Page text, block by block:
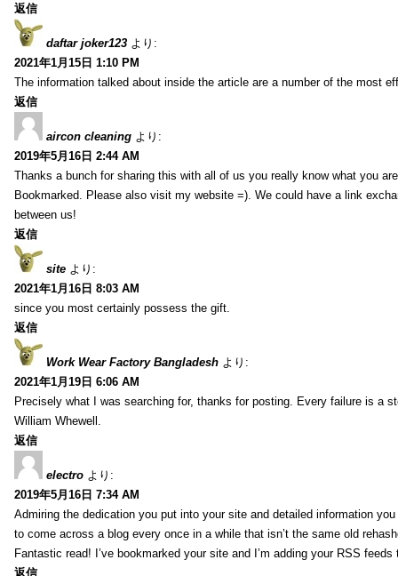
返信
daftar joker123 より:
2021年1月15日 1:10 PM
The information talked about inside the article are a number of the most
返信
aircon cleaning より:
2019年5月16日 2:44 AM
Thanks a bunch for sharing this with all of us you really know what you
Bookmarked. Please also visit my website =). We could have a link
between us!
返信
site より:
2021年1月16日 8:03 AM
since you most certainly possess the gift.
返信
Work Wear Factory Bangladesh より:
2021年1月19日 6:06 AM
Precisely what I was searching for, thanks for posting. Every failure is a
William Whewell.
返信
electro より:
2019年5月16日 7:34 AM
Admiring the dedication you put into your site and detailed information you
to come across a blog every once in a while that isn’t the same old
Fantastic read! I’ve bookmarked your site and I’m adding your RSS
返信